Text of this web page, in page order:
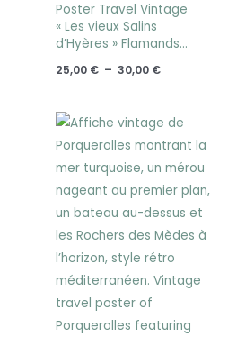
Poster Travel Vintage
« Les vieux Salins
d’Hyères » Flamands
25,00 € – 30,00 €
Plage
prix :
25,00 €
à
30,00 €